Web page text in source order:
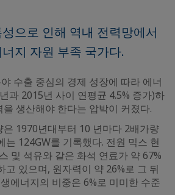
으로 인해 역내 전력망에서
지 자원 부족 국가다.
수출 중심의 경제 성장에 따라 에너
과 2015년 사이 연평균 4.5% 증가)하
생산해야 한다는 압박이 커졌다.
1970년대부터 10 년마다 2배가량
는 124GW를 기록했다. 전원 믹스 현
및 석유와 같은 화석 연료가 약 67%
고 있으며, 원자력이 약 26%로 그 뒤
에너지의 비중은 6%로 미미한 수준